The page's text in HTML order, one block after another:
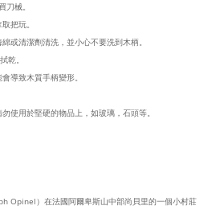
刀械。
把玩。
或清潔劑清洗，並小心不要洗到木柄。
乾。
導致木質手柄變形。
使用於堅硬的物品上，如玻璃，石頭等。
Opinel）在法國阿爾卑斯山中部尚貝里的一個小村莊